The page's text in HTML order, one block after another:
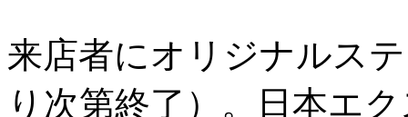
来店者にオリジナルス
り次第終了）。日本エ